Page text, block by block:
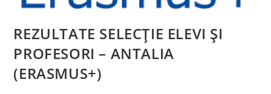
REZULTATE SELECȚIE ELEVI ȘI
PROFESORI – ANTALIA
(ERASMUS+)